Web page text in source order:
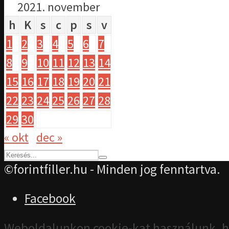
2021. november
h
K s c p s
v
1
2 3 4 5 6
7
8
9 10 11 12 13 14
15 16 17 18 19 20 21
22 23 24 25 26 27 28
29 30
« okt dec »
©forintfiller.hu - Minden jog fenntartva.
Facebook